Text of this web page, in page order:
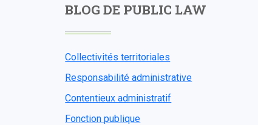
BLOG DE PUBLIC LAW
Collectivités territoriales
Responsabilité administrative
Contentieux administratif
Fonction publique